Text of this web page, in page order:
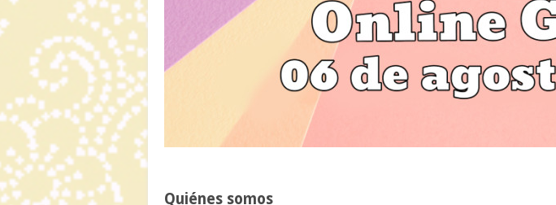
Quiénes somos